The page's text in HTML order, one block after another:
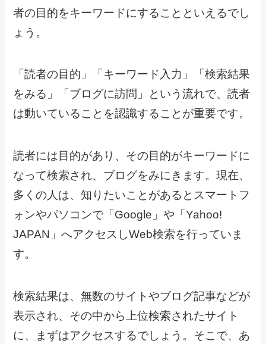
者の目的をキーワードにすることといえるでし
ょう。
「読者の目的」「キーワード入力」「検索結果
をみる」「ブログに訪問」という流れで、読者
は動いていることを認識することが重要です。
読者には目的があり、その目的がキーワードに
なって検索され、ブログをみにきます。現在、
多くの人は、知りたいことがあるとスマートフ
ォンやパソコンで「Google」や「Yahoo!
JAPAN」へアクセスしWeb検索を行っていま
す。
検索結果は、無数のサイトやブログ記事などが
表示され、その中から上位検索されたサイト
に、まずはアクセスするでしょう。そこで、あ